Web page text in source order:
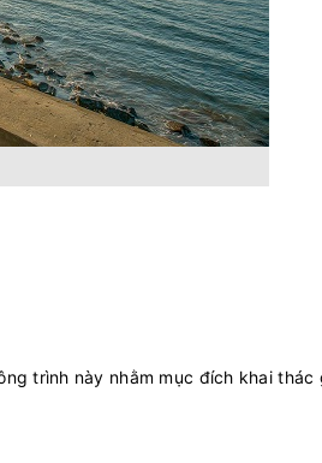
trình này nhằm mục đích khai thác